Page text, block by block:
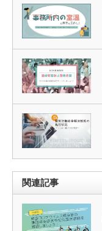
関連記事